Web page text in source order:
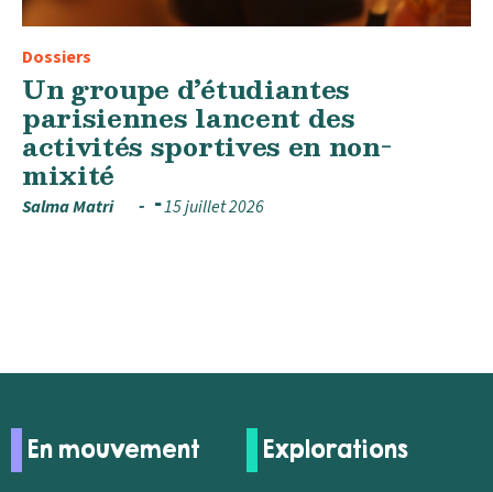
Dossiers
Un groupe d’étudiantes
parisiennes lancent des
activités sportives en non-
mixité
Salma Matri 15 juillet 2026
En mouvement Explorations